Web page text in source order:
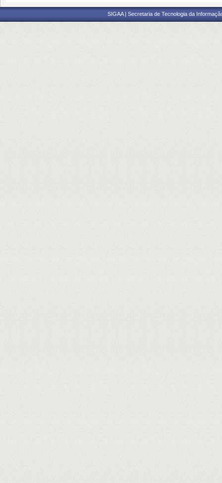
SIGAA | Secretaria de Tecnologia da